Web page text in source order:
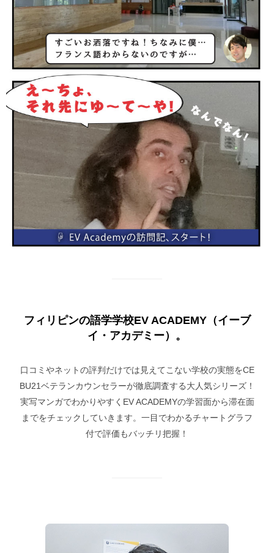
フィリピンの語学学校EV ACADEMY（イーブ
イ・アカデミー）。
口コミやネットの評判だけでは見えてこない学校の実態をCE
BU21ベテランカウンセラーが徹底調査する大人気シリーズ！
実写マンガでわかりやすくEV ACADEMYの学習面から滞在面
までをチェックしていきます。一目でわかるチャートグラフ
付で評価もバッチリ把握！